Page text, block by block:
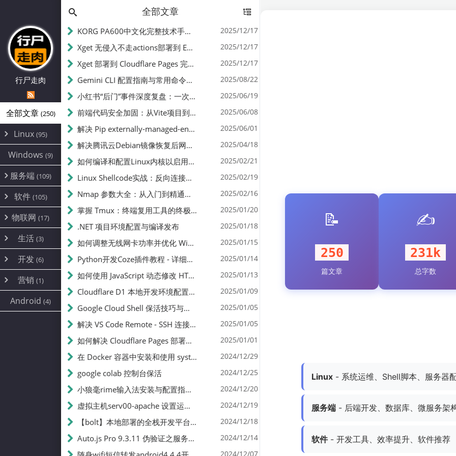
行尸走肉
全部文章 (250)
Linux (95)
Alpine
CentOS(17)
Debian(24)
ProxmoxVE
Ubuntu(7)
Windows (9)
服务端 (109)
环境配置
DD重装(3)
加速优化(34)
面板(12)
容器
游戏 (7)
饥荒(7)
云服务商(4)
WEB源码(6)
建站(5)
软件 (105)
安全(12)
办公(4)
图片 (2)
文件
系统 (35)
AI(10)
物联网 (17)
路由器
随身wifi(1)
mobile(14)
刷机
magisk
生活 (3)
线报
sim卡(1)
开发 (6)
编译
JavaScript(2)
python(2)
营销 (1)
公关(1)
SEO(1)
Android (4)
全部文章
KORG PA600中文化完整技术手册 - 从逆向到实现的全流程指南 2025/12/17
Xget 无侵入不走actions部署到 EdgeOne Pages 指南 2025/12/17
Xget 部署到 Cloudflare Pages 完整指南 - 无需修改源码的构建配置 2025/12/17
Gemini CLI 配置指南与常用命令中文翻译 | API Key、MCP、代理设置 2025/08/22
小红书“后门”事件深度复盘：一次沉默危机下的品牌、技术与流程三重考验 2025/06/19
前端代码安全加固：从Vite项目到纯静态页面的深度混淆技术备忘 2025/06/08
解决 Pip externally-managed-environment 错误：临时与永久绕过方案 2025/06/01
解决腾讯云Debian镜像恢复后网络不通问题 2025/04/18
如何编译和配置Linux内核以启用BBR2 | 内核编译教程 2025/02/21
Linux Shellcode实战：反向连接、持久化、免杀技术详解（MSF,Cobalt Strike）- 从原理到C加载器实现 2025/02/19
Nmap 参数大全：从入门到精通，掌握网络扫描的核心技巧 2025/02/16
掌握 Tmux：终端复用工具的终极指南 2025/01/20
.NET 项目环境配置与编译发布 2025/01/18
如何调整无线网卡功率并优化 Wifite 的功率设置 2025/01/15
Python开发Coze插件教程 - 详细步骤与注意事项 2025/01/14
如何使用 JavaScript 动态修改 HTML 中的权限文本 | 前端开发教程 2025/01/13
Cloudflare D1 本地开发环境配置指南 | CF Pages Local Development Guide 2025/01/09
Google Cloud Shell 保活技巧与配额时间查看方法 2025/01/05
解决 VS Code Remote - SSH 连接失败问题：从权限问题到成功启动 2025/01/05
如何解决 Cloudflare Pages 部署中的 API Token 权限问题 2025/01/01
在 Docker 容器中安装和使用 systemctl 的完整指南 2024/12/29
google colab 控制台保活 2024/12/25
小狼毫rime输入法安装与配置指南：从基础到高级自定义 2024/12/20
虚拟主机serv00-apache 设置运行目录 2024/12/19
【bolt】本地部署的全栈开发平台，支持本地及众多API，本地一键生成应用，部署教程 2024/12/18
Auto.js Pro 9.3.11 伪验证之服务器接口 Nginx 版 2024/12/14
2024/12/07
<
>
📝
250
篇文章
✍️
231k
总字数
Linux - 系统运维、Shell脚本、服务器
服务端 - 后端开发、数据库、微服务架
软件- 开发工具、效率提升、软件推荐